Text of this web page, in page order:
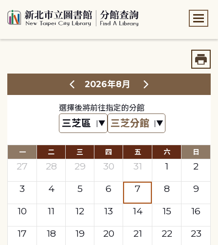
2026年8月
選擇後將前往指定的分館
一 二 三 四 五 六 日
27 28 29 30 31 1
2
3
4 5 6 7 8
9
10
11 12 13 14 15
16
17
18 19 20 21 22
23